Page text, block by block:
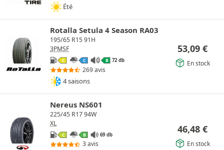
Été
Rotalla Setula 4 Season RA03
195/65 R15 91H
3PMSF
C C B 72 db
269 avis
4 saisons
53,09 €
En stock
Nereus NS601
225/45 R17 94W
XL
C B 69 db
3 avis
46,48 €
En stock